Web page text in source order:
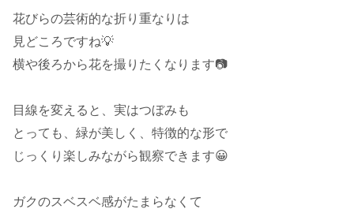
花びらの芸術的な折り重なりは
見どころですね💡
横や後ろから花を撮りたくなります📷
目線を変えると、実はつぼみも
とっても、緑が美しく、特徴的な形で
じっくり楽しみながら観察できます😀
ガクのスベスベ感がたまらなくて